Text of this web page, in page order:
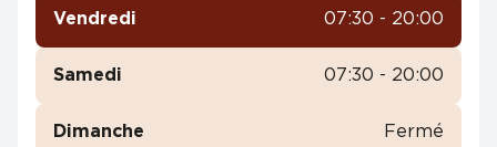
Vendredi 07:30 - 20:00
Samedi 07:30 - 20:00
Dimanche Fermé